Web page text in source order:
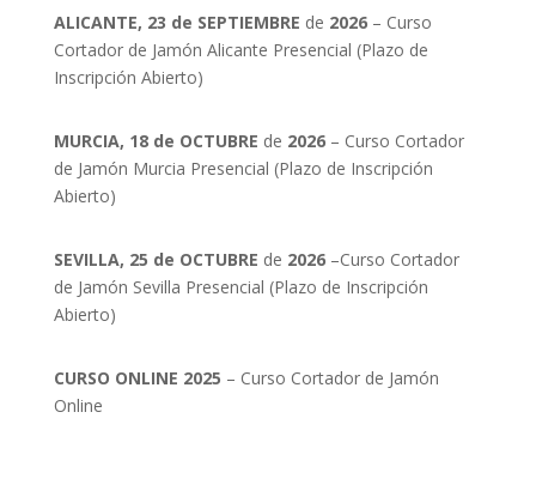
ALICANTE, 23 de SEPTIEMBRE de 2026– Curso
Cortador de Jamón Alicante Presencial (Plazo de
Inscripción Abierto)
MURCIA, 18 de OCTUBRE de 2026– Curso Cortador
de Jamón Murcia Presencial (Plazo de Inscripción
Abierto)
SEVILLA, 25 de OCTUBRE de 2026–Curso Cortador
de Jamón Sevilla Presencial (Plazo de Inscripción
Abierto)
CURSO ONLINE 2025 – Curso Cortador de Jamón
Online